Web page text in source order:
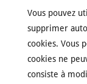
Vous pouvez
supprimer
cookies. Vous
cookies ne
consiste à